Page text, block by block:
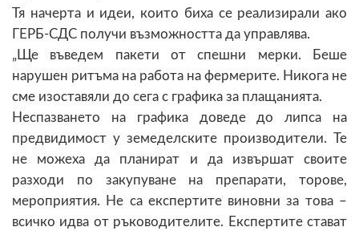
Тя начерта и идеи, които биха се реализирали ако
ГЕРБ-СДС получи възможността да управлява.
„Ще въведем пакети от спешни мерки. Беше
нарушен ритъма на работа на фермерите. Никога не
сме изоставяли до сега с графика за плащанията.
Неспазването на графика доведе до липса на
предвидимост у земеделските производители. Те
не можеха да планират и да извършат своите
разходи по закупуване на препарати, торове,
мероприятия. Не са експертите виновни за това –
всичко идва от ръководителите. Експертите стават